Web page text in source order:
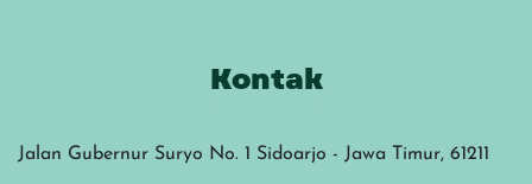
Kontak
Jalan Gubernur Suryo No. 1 Sidoarjo - Jawa Timur, 61211